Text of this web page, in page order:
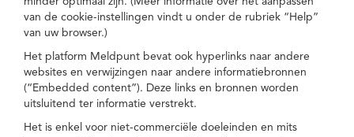
van de cookie-instellingen vindt u onder de rubriek “Help”
van uw browser.)
Het platform Meldpunt bevat ook hyperlinks naar andere
websites en verwijzingen naar andere informatiebronnen
(“Embedded content”). Deze links en bronnen worden
uitsluitend ter informatie verstrekt.
Het is enkel voor niet-commerciële doeleinden en mits